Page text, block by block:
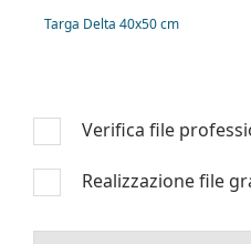
Targa Delta 40x50 cm
Verifica file
Realizzazione file